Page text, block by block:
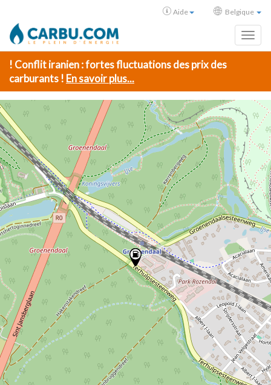
Aide Belgique
! Conflit iranien : fortes fluctuations des prix des
carburants ! En savoir plus...